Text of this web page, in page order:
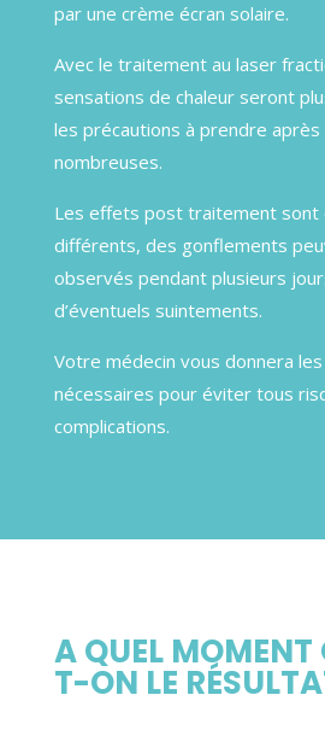
par une crème écran solaire.
Avec le traitement au laser
sensations de chaleur seront
les précautions à prendre
nombreuses.
Les effets post traitement sont
différents, des gonflements
observés pendant plusieurs
d’éventuels suintements.
Votre médecin vous donnera
nécessaires pour éviter tous
complications.
A QUEL MOMENT
T-ON LE